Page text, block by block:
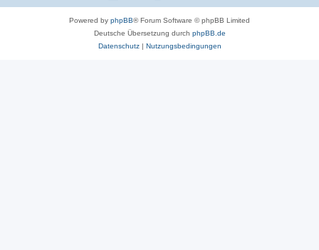
Powered by phpBB® Forum Software © phpBB Limited
Deutsche Übersetzung durch phpBB.de
Datenschutz| Nutzungsbedingungen